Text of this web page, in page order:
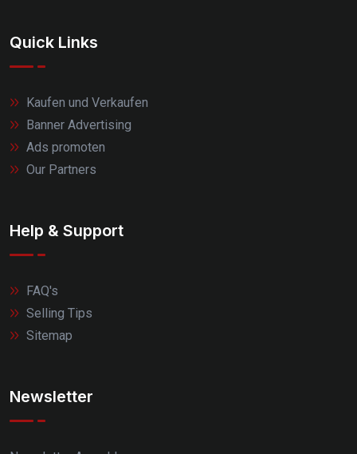
Quick Links
Kaufen und Verkaufen
Banner Advertising
Ads promoten
Our Partners
Help & Support
FAQ's
Selling Tips
Sitemap
Newsletter